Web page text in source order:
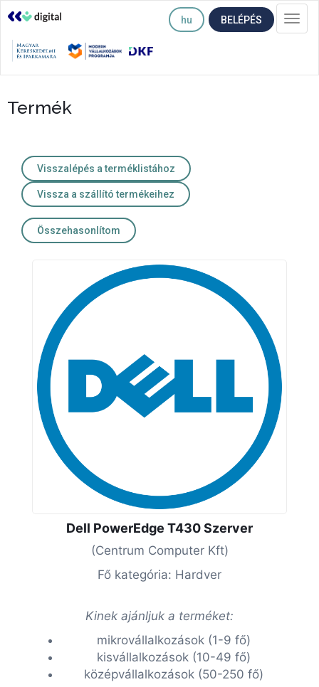
hu BELÉPÉS
Termék
Visszalépés a terméklistához
Vissza a szállító termékeihez
Összehasonlítom
Dell PowerEdge T430 Szerver
(Centrum Computer Kft)
Fő kategória: Hardver
Kinek ajánljuk a terméket:
mikrovállalkozások (1-9 fő)
kisvállalkozások (10-49 fő)
középvállalkozások (50-250 fő)